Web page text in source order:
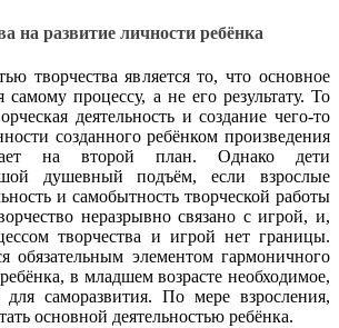
на развитие личности ребёнка
творчества является то, что основное
самому процессу, а не его результату. То
деятельность и создание чего-то
созданного ребёнком произведения
на второй план. Однако дети
душевный подъём, если взрослые
и самобытность творческой работы
неразрывно связано с игрой, и,
творчества и игрой нет границы.
обязательным элементом гармоничного
в младшем возрасте необходимое,
саморазвития. По мере взросления,
основной деятельностью ребёнка.